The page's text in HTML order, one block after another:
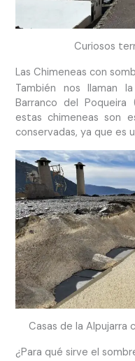
Curiosos
Las Chimeneas con
También nos llaman
Barranco del Poqueira
estas chimeneas son
conservadas, ya que es
Casas de la Alpujarra
¿Para qué sirve el